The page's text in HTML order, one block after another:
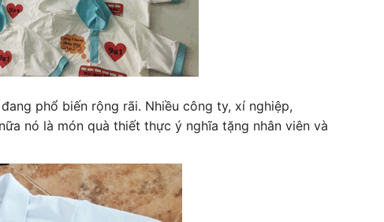
phổ biến rộng rãi. Nhiều công ty, xí nghiệp,
nó là món quà thiết thực ý nghĩa tặng nhân viên và